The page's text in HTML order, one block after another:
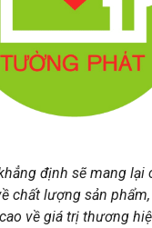
định sẽ mang lại
chất lượng sản
về giá trị thương